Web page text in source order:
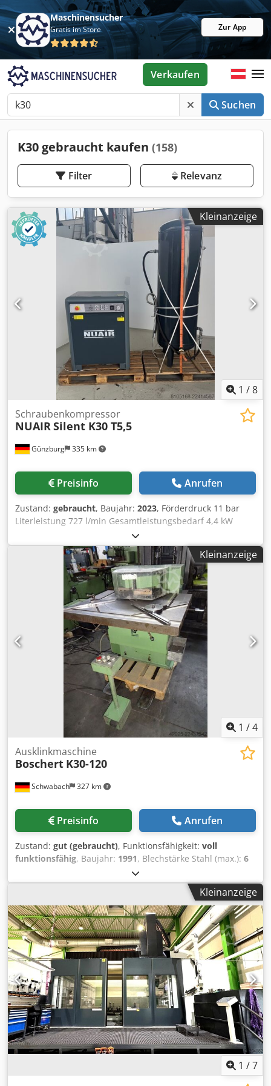
Maschinensucher
Gratis im Store Zur App
Suchen
Verkaufen
K30 gebraucht kaufen (158)
Filter Relevanz
Kleinanzeige
1 /8
Günzburg 335 km
Schraubenkompressor
NUAIR Silent K30 T5,5
Preisinfo Anrufen
Zustand: gebraucht, Baujahr: 2023, Förderdruck 11 bar
Literleistung 727 l/min Gesamtleistungsbedarf 4,4 kW
Dodjzpbi Nopfx Ad Iock Maschinengewicht ca. 170 kg
Zubehör/Ausstattung: - Druckluftkessel - Kältetrockner S-
AiR EVO MAX EVO-900
Kleinanzeige
1 /4
Schwabach 327 km
Ausklinkmaschine
Boschert K30-120
Preisinfo Anrufen
Zustand: gut (gebraucht), Funktionsfähigkeit: voll
funktionsfähig, Baujahr: 1991, Blechstärke Stahl (max.): 6
0,004 kW (0,01 PS)
kg, Schneiden 6 mm bei 400 N/mm² 4 mm bei 600 N/mm²
Winkel-Verstellung stufenlos 30 - 120 ° Dsdpfjzp Dr Tex Ad
Iock Antriebsleistung ca. 4 KW
Kleinanzeige
1 /7